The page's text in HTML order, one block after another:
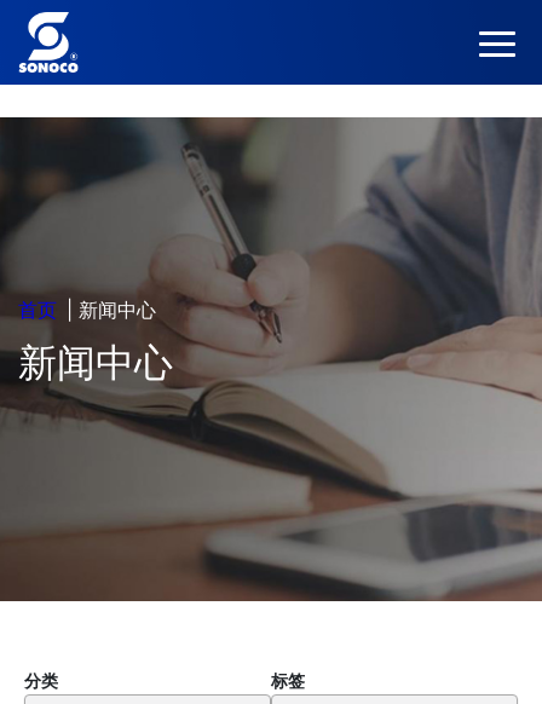
首页 新闻中心
新闻中心
分类 标签